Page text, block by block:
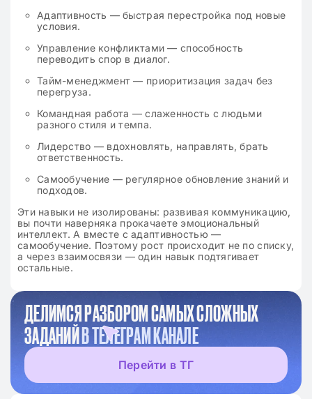
Адаптивность — быстрая перестройка под новые
условия.
Управление конфликтами — способность
переводить спор в диалог.
Тайм-менеджмент — приоритизация задач без
перегруза.
Командная работа — слаженность с людьми
разного стиля и темпа.
Лидерство — вдохновлять, направлять, брать
ответственность.
Самообучение — регулярное обновление знаний и
подходов.
Эти навыки не изолированы: развивая коммуникацию,
вы почти наверняка прокачаете эмоциональный
интеллект. А вместе с адаптивностью —
самообучение. Поэтому рост происходит не по списку,
а через взаимосвязи — один навык подтягивает
остальные.
ДЕЛИМСЯ РАЗБОРОМ САМЫХ СЛОЖНЫХ
ЗАДАНИЙВ ТЕЛЕГРАМ КАНАЛЕ
Перейти в ТГ